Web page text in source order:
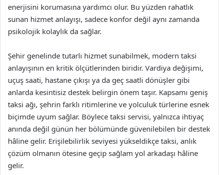
enerjisini korumasına yardımcı olur. Bu yüzden rahatlık
sunan hizmet anlayışı, sadece konfor değil aynı zamanda
psikolojik kolaylık da sağlar.
Şehir genelinde tutarlı hizmet sunabilmek, modern taksi
anlayışının en kritik ölçütlerinden biridir. Vardiya değişimi,
uçuş saati, hastane çıkışı ya da geç saatli dönüşler gibi
anlarda kesintisiz destek belirgin önem taşır. Kapsamı geniş
taksi ağı, şehrin farklı ritimlerine ve yolculuk türlerine esnek
biçimde uyum sağlar. Böylece taksi servisi, yalnızca ihtiyaç
anında değil günün her bölümünde güvenilebilen bir destek
hâline gelir. Erişilebilirlik seviyesi yükseldikçe taksi, anlık
çözüm olmanın ötesine geçip sağlam yol arkadaşı hâline
gelir.